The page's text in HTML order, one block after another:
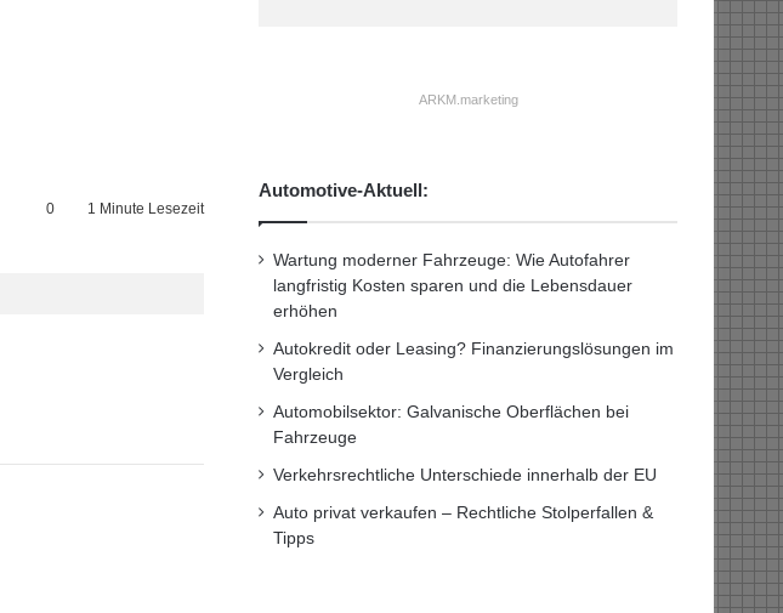
0 1 Minute Lesezeit
ARKM.marketing
Automotive-Aktuell:
Wartung moderner Fahrzeuge: Wie Autofahrer
langfristig Kosten sparen und die Lebensdauer
erhöhen
Autokredit oder Leasing? Finanzierungslösungen im
Vergleich
Automobilsektor: Galvanische Oberflächen bei
Fahrzeuge
Verkehrsrechtliche Unterschiede innerhalb der EU
Auto privat verkaufen – Rechtliche Stolperfallen &
Tipps